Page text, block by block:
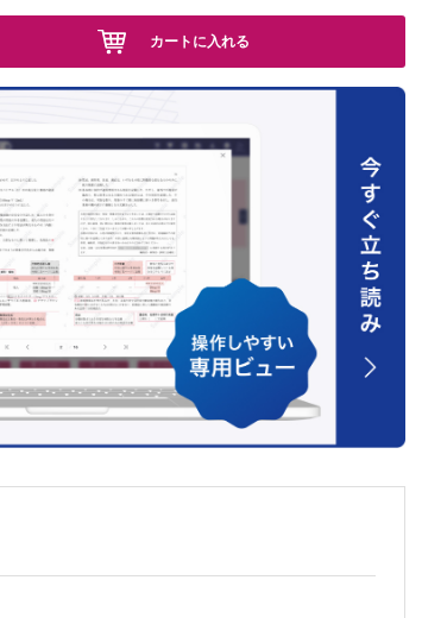
カートに入れる